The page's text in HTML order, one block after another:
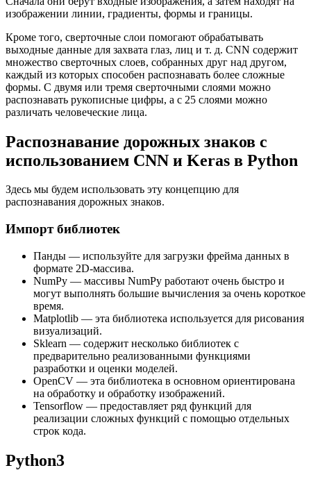
изображении линии, градиенты, формы и границы.
Кроме того, сверточные слои помогают обрабатывать
выходные данные для захвата глаз, лиц и т. д. CNN содержит
множество сверточных слоев, собранных друг над другом,
каждый из которых способен распознавать более сложные
формы. С двумя или тремя сверточными слоями можно
распознавать рукописные цифры, а с 25 слоями можно
различать человеческие лица.
Распознавание дорожных знаков с
использованием CNN и Keras в Python
Здесь мы будем использовать эту концепцию для
распознавания дорожных знаков.
Импорт библиотек
Панды — используйте для загрузки фрейма данных в
формате 2D-массива.
NumPy — массивы NumPy работают очень быстро и
могут выполнять большие вычисления за очень короткое
время.
Matplotlib — эта библиотека используется для рисования
визуализаций.
Sklearn — содержит несколько библиотек с
предварительно реализованными функциями
разработки и оценки моделей.
OpenCV — эта библиотека в основном ориентирована
на обработку и обработку изображений.
Tensorflow — предоставляет ряд функций для
реализации сложных функций с помощью отдельных
строк кода.
Python3